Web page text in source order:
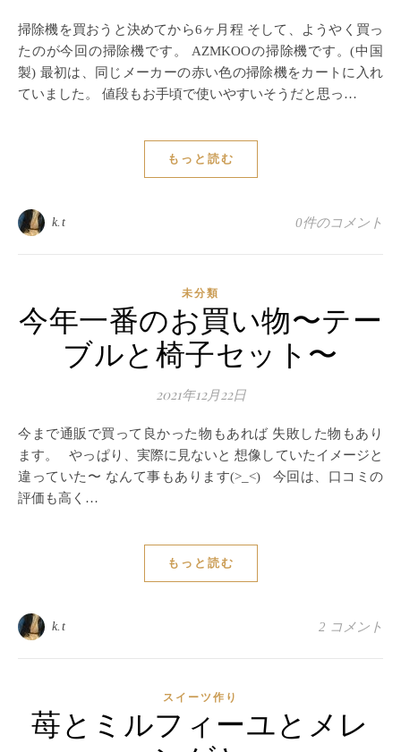
掃除機を買おうと決めてから6ヶ月程 そして、ようやく買っ
たのが今回の掃除機です。 AZMKOOの掃除機です。(中国
製) 最初は、同じメーカーの赤い色の掃除機をカートに入れ
ていました。 値段もお手頃で使いやすいそうだと思っ…
もっと読む
k.t 0件のコメント
未分類
今年一番のお買い物〜テー
ブルと椅子セット〜
2021年12月22日
今まで通販で買って良かった物もあれば 失敗した物もあり
ます。 やっぱり、実際に見ないと 想像していたイメージと
違っていた〜 なんて事もあります(>_<) 今回は、口コミの
評価も高く…
もっと読む
k.t 2 コメント
スイーツ作り
苺とミルフィーユとメレ